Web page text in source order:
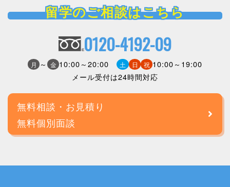
留学のご相談はこちら
0120-4192-09
月 ～ 金 10:00～20:00 土 日 祝 10:00～19:00
メール受付は24時間対応
無料相談・お見積り
無料個別面談